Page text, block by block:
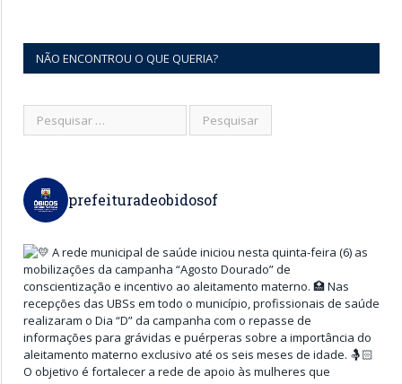
NÃO ENCONTROU O QUE QUERIA?
prefeituradeobidosof